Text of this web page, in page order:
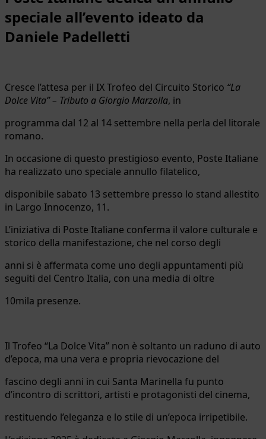
speciale all’evento ideato da
Daniele Padelletti
Cresce l’attesa per il IX Trofeo del Circuito Storico “La
Dolce Vita” – Tributo a Giorgio Marzolla, in
programma dal 12 al 14 settembre nella perla del litorale
romano.
In occasione di questo prestigioso evento, Poste Italiane
ha realizzato uno speciale annullo filatelico,
disponibile sabato 13 settembre presso lo stand allestito
in Largo Innocenzo, 11.
L’iniziativa di Poste Italiane conferma il valore culturale e
storico della manifestazione, che nel corso degli
anni si è affermata come uno degli appuntamenti più
seguiti del Centro Italia, con una media di oltre
10mila presenze.
Il Trofeo “La Dolce Vita” non è soltanto un raduno di auto
d’epoca, ma una vera e propria rievocazione del
fascino degli anni in cui Santa Marinella fu punto
d’incontro di scrittori, artisti e protagonisti del cinema,
restituendo l’eleganza e lo stile di un’epoca irripetibile.